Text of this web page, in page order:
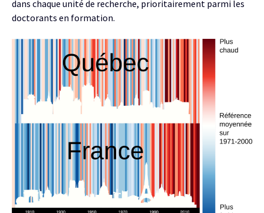
dans chaque unité de recherche, prioritairement parmi les
doctorants en formation.